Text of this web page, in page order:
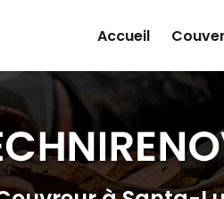
Accueil